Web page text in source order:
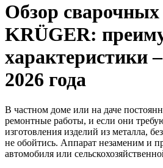
Обзор сварочных
KRÜGER:
характеристики
2026 года
В частном доме или на даче
ремонтные работы, и если они
изготовления изделий из металла,
не обойтись. Аппарат незаменим и
автомобиля или